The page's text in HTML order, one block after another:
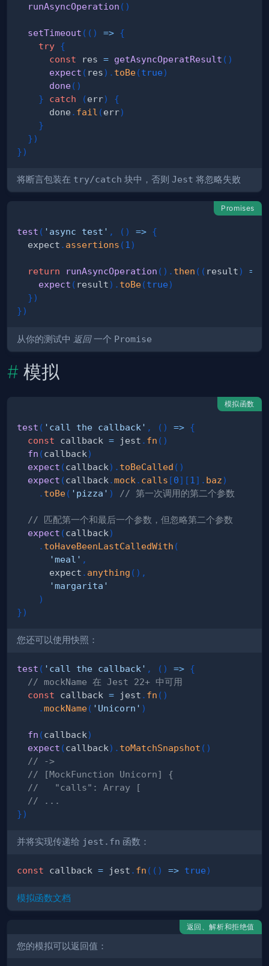
runAsyncOperation ( )
setTimeout ( ( ) => {
try {
const res = getAsyncOperatResult ( )
expect ( res) . toBe(true)
done( )
}
catch (err)
{
      done
. fail (err)
}
})
})
将断言包装在 try/catch 块中，否则 Jest 将忽略失败
Promises
test ( 'async test' , ( ) => {
  expect
. assertions (1 )
return runAsyncOperation ( ) . then ( ( result) =>
expect ( result) . toBe(true)
})
})
从你的测试中 返回一个 Promise
模拟
模拟函数
test ( 'call the callback' , ( ) => {
const callback = jest . fn ( )
fn (callback)
expect (callback) . toBeCalled ( )
expect (callback .mock . calls [0] [1 ] . baz)
. toBe( 'pizza' ) // 第一次调用的第二个参数
// 匹配第一个和最后一个参数，但忽略第二个参数
expect (callback)
. toHaveBeenLastCalledWith (
'meal' ,
      expect
. anything ( ) ,
'margarita'
)
})
您还可以使用快照：
test ( 'call the callback' , ( ) => {
// mockName 在 Jest 22+ 中可用
const callback = jest . fn ( )
.mockName( 'Unicorn' )
fn (callback)
expect (callback) . toMatchSnapshot ( )
// ->
// [MockFunction Unicorn] {
//   "calls": Array [
// ...
})
并将实现传递给 jest.fn 函数：
const callback = jest . fn ( ( ) => true)
模拟函数文档
返回、解析和拒绝值
您的模拟可以返回值：